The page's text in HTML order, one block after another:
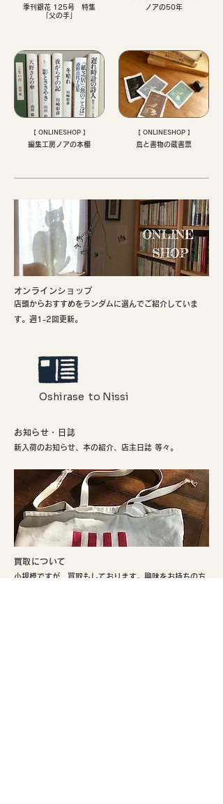
季刊銀花 125号 特集
「父の手」
ノアの50年
【 ONLINESHOP 】
編集工房ノアの本棚
【 ONLINESHOP 】
鳥と書物の蔵書票
​オンラインショップ
店頭からおすすめをランダムに選んでご紹介していま
す。週1-2回更新。
Oshirase to Nissi
お知らせ・日誌
新入荷のお知らせ、本の紹介、店主日誌 等々。
​買取について
小規模ですが、買取もしております。興味をお持ちの方